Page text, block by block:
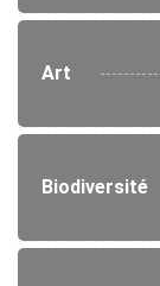
Art
Biodiversité